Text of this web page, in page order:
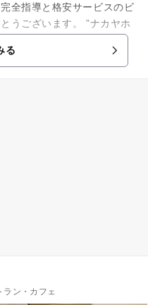
全指導と格安サービスのビ
店では、あなたのチャレン
る
ラン・カフェ